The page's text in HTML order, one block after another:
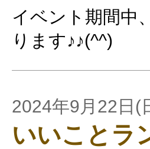
イベント期間中
ります♪♪(^^)
2024年9月22日(
いいことラ